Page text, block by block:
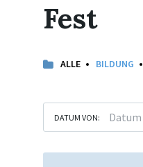
Fest
ALLE BILDUNG
DATUM VON: